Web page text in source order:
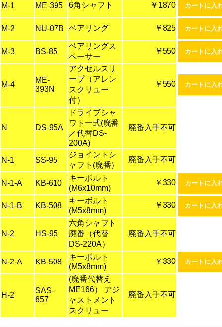
M-1 ME-395 6角シャフト ￥1870
M-2 NU-07B ベアリング ￥825
M-3 BS-85
ベアリングス
ペーサー
￥550
M-4
ME-
393N
アクセルスリ
ープ（アレン
スクリュー
付）
￥550
N DS-95A
ドライブシャ
ワト一式(廃番
／代替DS-
200A)
廃番入手不可
N-1 SS-95
ジョイントシ
ャフト(廃番）
廃番入手不可
N-1-A KB-610
キーボルト
(M6x10mm)
￥330
N-1-B KB-508
キーボルト
(M5x8mm)
￥330
N-2 HS-95
六角シャフト
廃番（代替
DS-220A）
廃番入手不可
N-2-A KB-508
キーボルト
(M5x8mm)
￥330
H-2
SAS-
657
(廃番代替え
ME166） アジ
ャストメント
スクリュー
廃番入手不可